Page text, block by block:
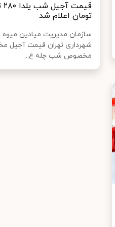
تومان اعلام شد
سازمان مدیریت میادین میوه و
شهرداری تهران قیمت آجیل
مخصوص شب چله ع...